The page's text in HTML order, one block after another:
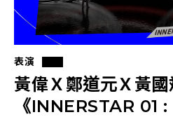
表演
黃偉Ｘ鄭道元Ｘ黃國
《INNERSTAR 01